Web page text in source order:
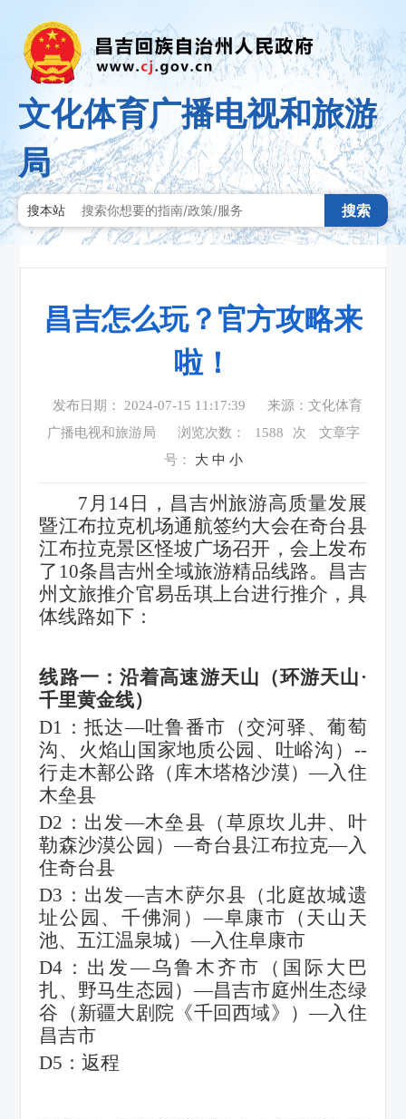
文化体育广播电视和旅游
局
搜本站 搜索
昌吉怎么玩？官方攻略来
啦！
发布日期： 2024-07-15 11:17:39
来源：文化体育
广播电视和旅游局
浏览次数： 1588 次
文章字
号： 大 中 小
7月14日 ， 昌吉州旅游高质量发展
暨江布拉克机场通航签约大会在奇台县
江布拉克景区怪坡广场召开 ， 会上发布
了 10条昌吉州全域旅游精品线路。 昌吉
州文旅推介官易岳琪上台进行推介 ， 具
体线路如下 ：
线路一：沿着高速游天山（环游天山·
千里黄金线）
D1：抵达—吐鲁番市（交河驿、葡萄
沟、火焰山国家地质公园、吐峪沟）--
行走木鄯公路（库木塔格沙漠）—入住
木垒县
D2：出发—木垒县（草原坎儿井、叶
勒森沙漠公园）—奇台县江布拉克—入
住奇台县
D3：出发—吉木萨尔县（北庭故城遗
址公园、千佛洞）—阜康市（天山天
池、五江温泉城）—入住阜康市
D4：出发—乌鲁木齐市（国际大巴
扎、野马生态园）—昌吉市庭州生态绿
谷（新疆大剧院《千回西域》）—入住
昌吉市
D5：返程